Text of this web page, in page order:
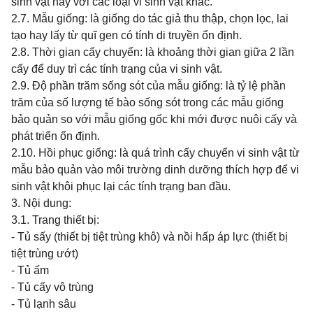
2.7. Mẫu giống: là giống do tác giả thu thập, chọn lọc, lai
tạo hay lấy từ quĩ gen có tính di truyền ổn định.
2.8. Thời gian cấy chuyển: là khoảng thời gian giữa 2 lần
cấy để duy trì các tính trạng của vi sinh vật.
2.9. Độ phần trăm sống sót của mẫu giống: là tỷ lệ phần
trăm của số lượng tế bào sống sót trong các mẫu giống
bảo quản so với mẫu giống gốc khi mới được nuôi cấy và
phát triển ổn định.
2.10. Hồi phục giống: là quá trình cấy chuyển vi sinh vật từ
mẫu bảo quản vào môi trường dinh dưỡng thích hợp để vi
sinh vật khôi phục lại các tính trạng ban đầu.
3. Nội dung:
3.1. Trang thiết bị:
- Tủ sấy (thiết bị tiệt trùng khô) và nồi hấp áp lực (thiết bị
tiệt trùng ướt)
- Tủ ấm
- Tủ cấy vô trùng
- Tủ lạnh sâu